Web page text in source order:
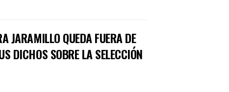
JARAMILLO QUEDA FUERA DE
DICHOS SOBRE LA SELECCIÓN